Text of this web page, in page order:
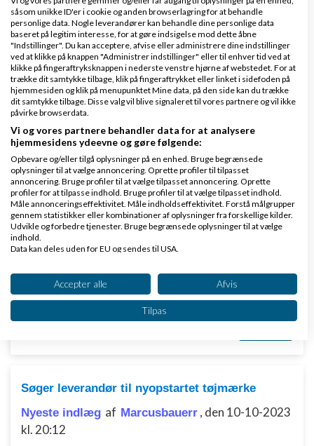
kl. 16:00
0 svar
Hopper afvigelse spilleautomater
Nyeste indlægafMike1971 ,den 15-11-2025 kl.
08:50
0 svar
Kontakt til keramik- og træ producenter
Nyeste indlægafHjelm&Hansen,den 12-06-
2015 kl. 14:03
Søger leverandør til nyopstartet tøjmærke
Nyeste indlæg af Marcusbauerr , den 10-10-2023
kl. 20:12
såsom unikke ID'er i cookie og anden browserlagring for at behandle
personlige data. Nogle leverandører kan behandle dine personlige data
baseret på legitim interesse, for at gøre indsigelse mod dette åbne
"Indstillinger". Du kan acceptere, afvise eller administrere dine indstillinger
ved at klikke på knappen "Administrer indstillinger" eller til enhver tid ved at
klikke på fingeraftryksknappen i nederste venstre hjørne af webstedet. For at
trække dit samtykke tilbage, klik på fingeraftrykket eller linket i sidefoden på
hjemmesiden og klik på menupunktet Mine data, på den side kan du trække
dit samtykke tilbage. Disse valg vil blive signaleret til vores partnere og vil ikke
påvirke browserdata.
Vi og vores partnere behandler data for at analysere
hjemmesidens ydeevne og gøre følgende:
Opbevare og/eller tilgå oplysninger på en enhed. Bruge begrænsede
oplysninger til at vælge annoncering. Oprette profiler til tilpasset
annoncering. Bruge profiler til at vælge tilpasset annoncering. Oprette
profiler for at tilpasse indhold. Bruge profiler til at vælge tilpasset indhold.
Måle annonceringseffektivitet. Måle indholdseffektivitet. Forstå målgrupper
gennem statistikker eller kombinationer af oplysninger fra forskellige kilder.
Udvikle og forbedre tjenester. Bruge begrænsede oplysninger til at vælge
indhold.
Data kan deles uden for EU og sendes til USA.
Se partnerliste (2 IAB-leverandører)
Vi bruger dine data til følgende formål:
IAB's behandlingsformål:
Bruge begrænsede oplysninger til at vælge
annoncering
Oprette profiler til tilpasset annoncering
Accepter alle Afvis
Tilpas